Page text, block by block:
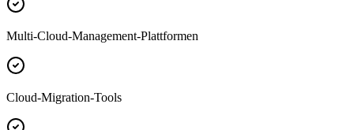
Multi-Cloud-Management-Plattformen
Cloud-Migration-Tools